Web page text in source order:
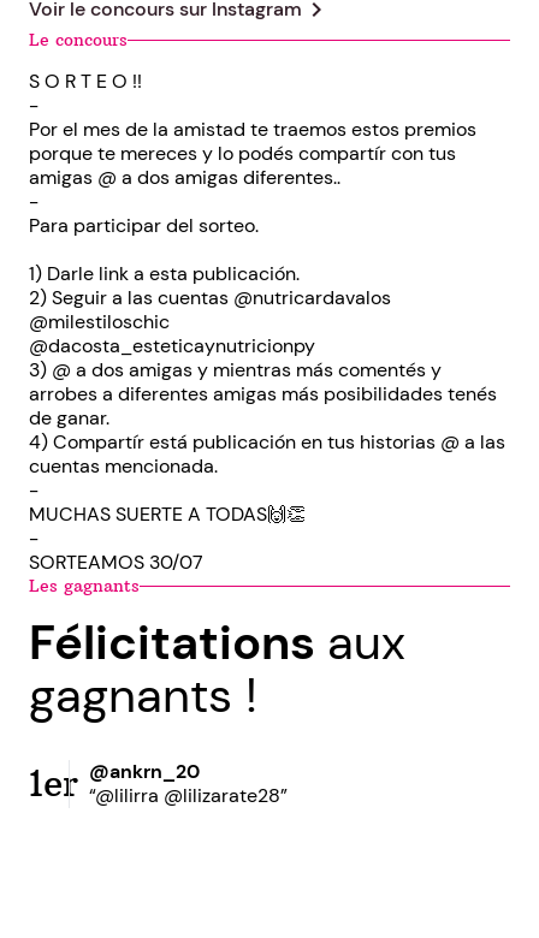
Voir le concours sur Instagram chevron_right
Le concours
S O R T E O !!
-
Por el mes de la amistad te traemos estos premios
porque te mereces y lo podés compartír con tus
amigas @ a dos amigas diferentes..
-
Para participar del sorteo.
1) Darle link a esta publicación.
2) Seguir a las cuentas @nutricardavalos
@milestiloschic
@dacosta_esteticaynutricionpy
3) @ a dos amigas y mientras más comentés y
arrobes a diferentes amigas más posibilidades tenés
de ganar.
4) Compartír está publicación en tus historias @ a las
cuentas mencionada.
-
MUCHAS SUERTE A TODAS🙌👏
-
SORTEAMOS 30/07
Les gagnants
Félicitations aux
gagnants !
1er @ankrn_20
“@lilirra @lilizarate28”